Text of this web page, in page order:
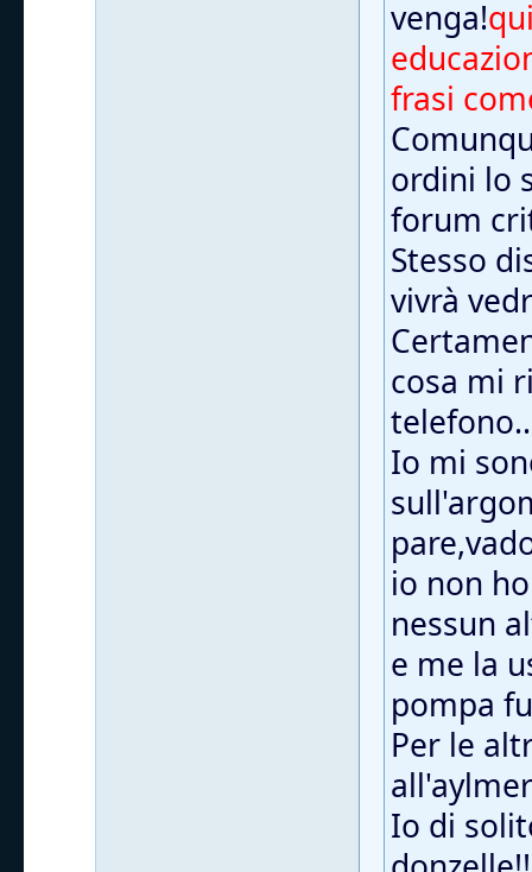
venga!
frasi
ordini lo
forum
Stesso
vivrà
cosa mi
Io mi
io non
nessun
e me la
pompa
Per le
Io di